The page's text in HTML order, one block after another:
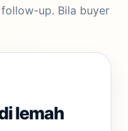
up. Bila buyer
lemah